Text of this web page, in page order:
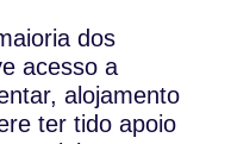
dos
acesso a
alojamento
ter tido apoio